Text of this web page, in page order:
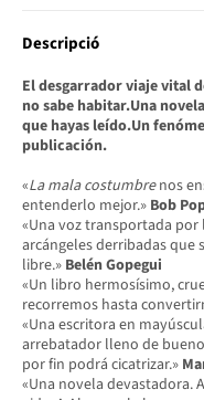
Descripció
El desgarrador viaje vital
no sabe habitar.Una
que hayas leído.Un
publicación.
«La mala costumbre nos
entenderlo mejor.» Bob
«Una voz transportada por
arcángeles derribadas que
libre.» Belén Gopegui
«Un libro hermosísimo,
recorremos hasta
«Una escritora en
arrebatador lleno de
por fin podrá cicatrizar.»
«Una novela devastadora.